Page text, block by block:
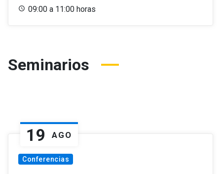
09:00 a 11:00 horas
Seminarios
19 AGO
Conferencias